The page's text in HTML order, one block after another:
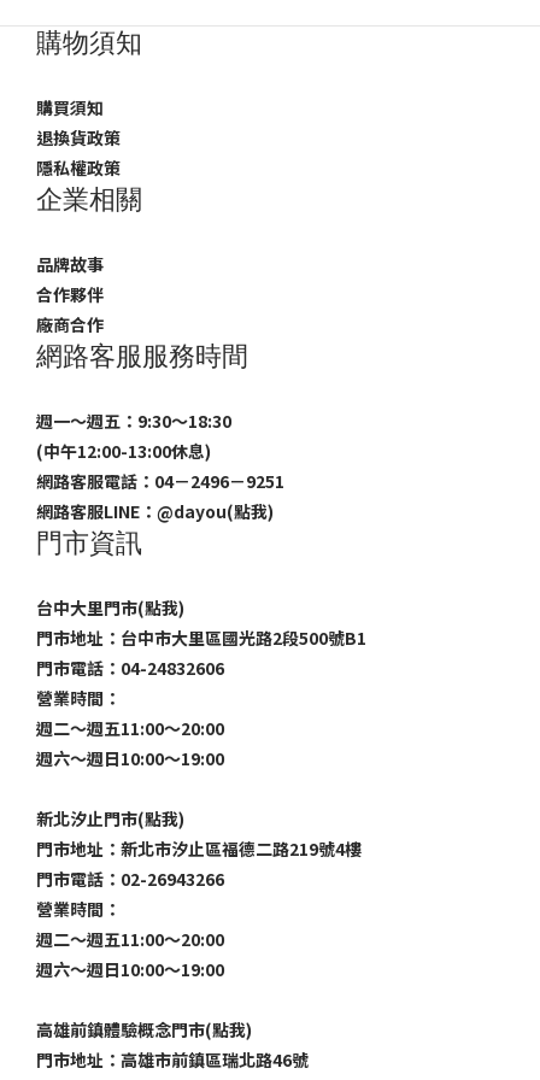
購物須知
購買須知
退換貨政策
隱私權政策
企業相關
品牌故事
合作夥伴
廠商合作
網路客服服務時間
週一～週五：9:30～18:30
(中午12:00-13:00休息)
網路客服電話：04－2496－9251
網路客服LINE： @dayou(點我)
門市資訊
台中大里門市(點我)
門市地址：台中市大里區國光路2段500號B1
門市電話：04-24832606
營業時間：
週二～週五11:00～20:00
週六～週日10:00～19:00
新北汐止門市(點我)
門市地址：新北市汐止區福德二路219號4樓
門市電話：02-26943266
營業時間：
週二～週五11:00～20:00
週六～週日10:00～19:00
高雄前鎮體驗概念門市(點我)
門市地址：高雄市前鎮區瑞北路46號